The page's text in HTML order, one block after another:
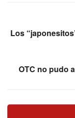
Los
OTC no pudo